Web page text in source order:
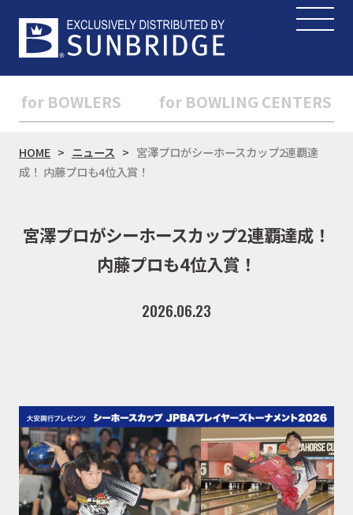
for BOWLERS for BOWLING CENTERS
HOME ニュース
宮澤プロがシーホースカップ2連覇達
成！ 内藤プロも4位入賞！
宮澤プロがシーホースカップ2連覇達成！
内藤プロも4位入賞！
2026.06.23